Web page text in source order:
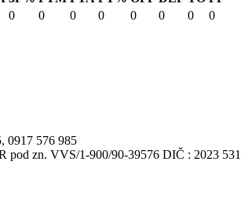
0 0 0 0 0 0 0 0
0917 576 985
pod zn. VVS/1-900/90-39576 DIČ : 2023